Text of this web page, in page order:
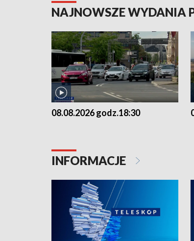
NAJNOWSZE WYDANIA
08.08.2026 godz.18:30
INFORMACJE